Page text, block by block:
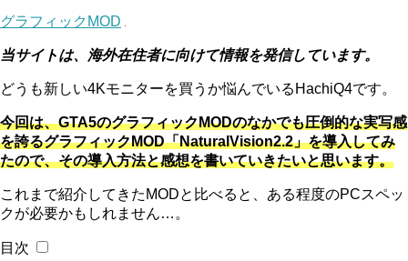
グラフィックMOD
当サイトは、海外在住者に向けて情報を発信しています。
どうも新しい4Kモニターを買うか悩んでいるHachiQ4です。
今回は、GTA5のグラフィックMODのなかでも圧倒的な実写感
を誇るグラフィックMOD「NaturalVision2.2」を導入してみ
たので、その導入方法と感想を書いていきたいと思います。
これまで紹介してきたMODと比べると、ある程度のPCスペッ
クが必要かもしれません…。
目次